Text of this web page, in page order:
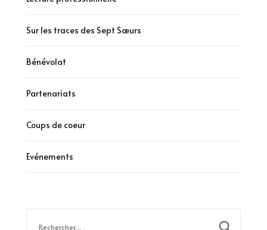
Sur les traces des Sept Sœurs
Bénévolat
Partenariats
Coups de coeur
Evénements